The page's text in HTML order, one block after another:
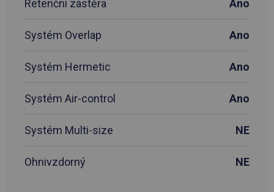
Retenční zástěra Ano
Systém Overlap Ano
Systém Hermetic Ano
Systém Air-control Ano
Systém Multi-size NE
Ohnivzdorný NE